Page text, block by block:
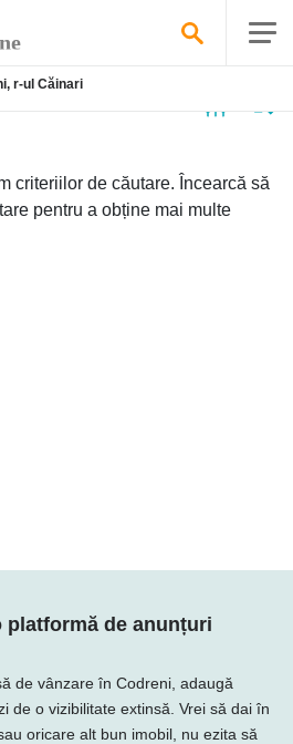
r-ul Căinari
criteriilor de căutare. Încearcă să
pentru a obține mai multe
de anunțuri
de vânzare în Codreni, adaugă
de o vizibilitate extinsă. Vrei să dai în
oricare alt bun imobil, nu ezita să